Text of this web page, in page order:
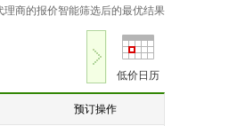
理商的报价智能筛选后的最优结果
低价日历
预订操作